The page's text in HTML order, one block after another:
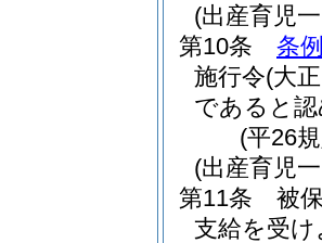
(出産育児
第10条
条
施行令(大
であると
(平26
(出産育児
第11条
被
支給を受